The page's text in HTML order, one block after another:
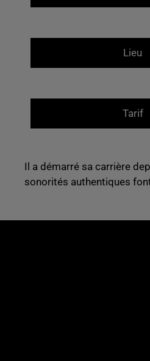
Lieu
Tarif
Il a démarré sa carrière
sonorités authentiques